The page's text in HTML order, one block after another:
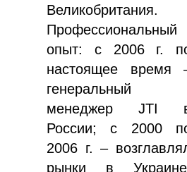
Великобритания.
Профессиональный
опыт: с 2006 г.
настоящее время
генеральный
менеджер JTI
России; с 2000
2006 г. –
рынки в